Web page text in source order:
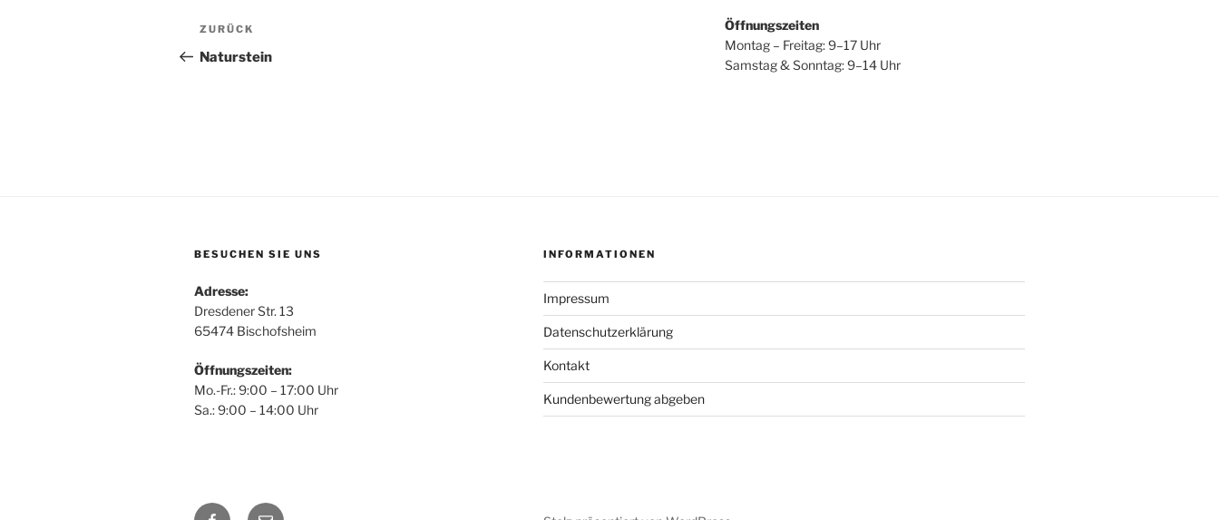
Beitragsnavigation
Vorheriger
Beitrag
ZURÜCK
Naturstein
Öffnungszeiten
Montag – Freitag: 9–17 Uhr
Samstag & Sonntag: 9–14 Uhr
BESUCHEN SIE UNS
Adresse:
Dresdener Str. 13
65474 Bischofsheim
Öffnungszeiten:
Mo.-Fr.: 9:00 – 17:00 Uhr
Sa.: 9:00 – 14:00 Uhr
INFORMATIONEN
Impressum
Datenschutzerklärung
Kontakt
Kundenbewertung abgeben
Facebook
E-